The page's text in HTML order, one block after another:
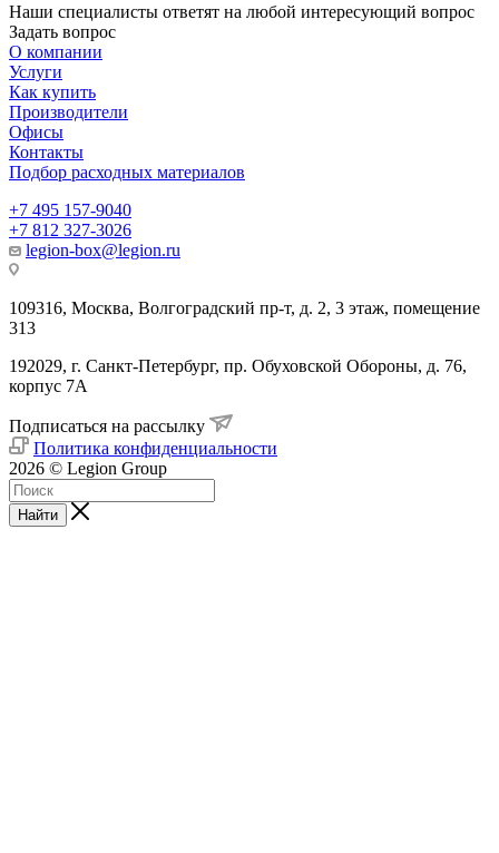
Наши специалисты ответят на любой интересующий вопрос
Задать вопрос
О компании
Услуги
Как купить
Производители
Офисы
Контакты
Подбор расходных материалов
+7 495 157-9040
+7 812 327-3026
legion-box@legion.ru
109316, Москва, Волгоградский пр-т, д. 2, 3 этаж, помещение
313
192029, г. Санкт-Петербург, пр. Обуховской Обороны, д. 76,
корпус 7А
Подписаться на рассылку
Политика конфиденциальности
2026 © Legion Group
Найти